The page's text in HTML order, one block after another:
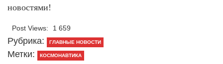
новостями!
Post Views: 1 659
Рубрика: ГЛАВНЫЕ НОВОСТИ
Метки: КОСМОНАВТИКА